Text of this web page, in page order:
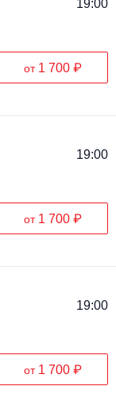
19:00
от 1 700 ₽
19:00
от 1 700 ₽
19:00
от 1 700 ₽